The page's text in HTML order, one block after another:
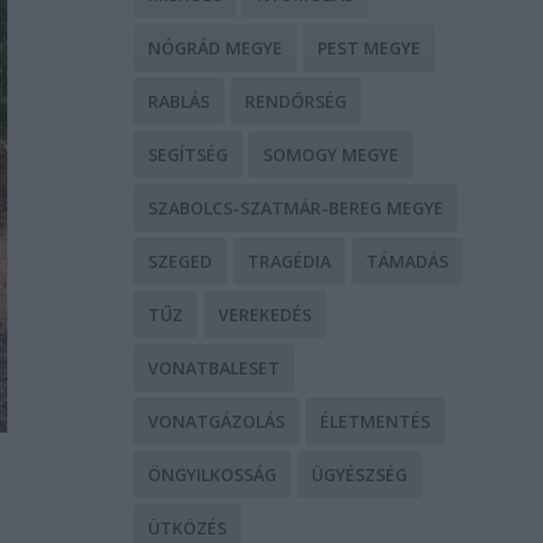
NÓGRÁD MEGYE PEST MEGYE
RABLÁS RENDŐRSÉG
SEGÍTSÉG SOMOGY MEGYE
SZABOLCS-SZATMÁR-BEREG MEGYE
SZEGED TRAGÉDIA TÁMADÁS
TŰZ VEREKEDÉS
VONATBALESET
VONATGÁZOLÁS ÉLETMENTÉS
ÖNGYILKOSSÁG ÜGYÉSZSÉG
ÜTKÖZÉS